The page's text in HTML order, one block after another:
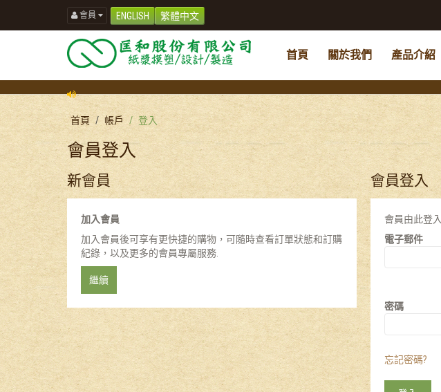
會員 繁體中文
ENGLISH
首頁 關於我們 產品介紹
首頁 帳戶 登入
會員登入
新會員
加入會員
加入會員後可享有更快捷的購物，可隨時查看訂單狀態和訂購
紀錄，以及更多的會員專屬服務.
繼續
會員登入
會員由此登入
電子郵件
密碼
忘記密碼?